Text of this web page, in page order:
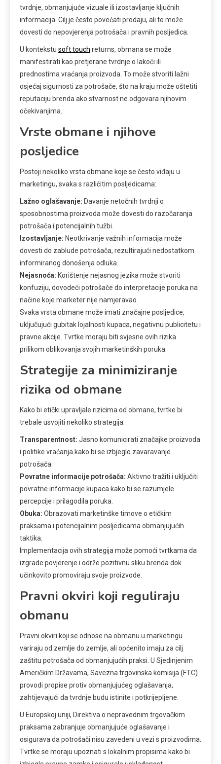
tvrdnje, obmanjujuće vizuale ili izostavljanje ključnih
informacija. Cilj je često povećati prodaju, ali to može
dovesti do nepovjerenja potrošača i pravnih posljedica.
U kontekstu soft touch returns, obmana se može
manifestirati kao pretjerane tvrdnje o lakoći ili
prednostima vraćanja proizvoda. To može stvoriti lažni
osjećaj sigurnosti za potrošače, što na kraju može oštetiti
reputaciju brenda ako stvarnost ne odgovara njihovim
očekivanjima.
Vrste obmane i njihove
posljedice
Postoji nekoliko vrsta obmane koje se često viđaju u
marketingu, svaka s različitim posljedicama:
Lažno oglašavanje: Davanje netočnih tvrdnji o
sposobnostima proizvoda može dovesti do razočaranja
potrošača i potencijalnih tužbi.
Izostavljanje: Neotkrivanje važnih informacija može
dovesti do zablude potrošača, rezultirajući nedostatkom
informiranog donošenja odluka.
Nejasnoća: Korištenje nejasnog jezika može stvoriti
konfuziju, dovodeći potrošače do interpretacije poruka na
načine koje marketer nije namjeravao.
Svaka vrsta obmane može imati značajne posljedice,
uključujući gubitak lojalnosti kupaca, negativnu publicitetu i
pravne akcije. Tvrtke moraju biti svjesne ovih rizika
prilikom oblikovanja svojih marketinških poruka.
Strategije za minimiziranje
rizika od obmane
Kako bi etički upravljale rizicima od obmane, tvrtke bi
trebale usvojiti nekoliko strategija:
Transparentnost: Jasno komunicirati značajke proizvoda
i politike vraćanja kako bi se izbjeglo zavaravanje
potrošača.
Povratne informacije potrošača: Aktivno tražiti i uključiti
povratne informacije kupaca kako bi se razumjele
percepcije i prilagodila poruka.
Obuka: Obrazovati marketinške timove o etičkim
praksama i potencijalnim posljedicama obmanjujućih
taktika.
Implementacija ovih strategija može pomoći tvrtkama da
izgrade povjerenje i održe pozitivnu sliku brenda dok
učinkovito promoviraju svoje proizvode.
Pravni okviri koji reguliraju
obmanu
Pravni okviri koji se odnose na obmanu u marketingu
variraju od zemlje do zemlje, ali općenito imaju za cilj
zaštitu potrošača od obmanjujućih praksi. U Sjedinjenim
Američkim Državama, Savezna trgovinska komisija (FTC)
provodi propise protiv obmanjujućeg oglašavanja,
zahtijevajući da tvrdnje budu istinite i potkrijepljene.
U Europskoj uniji, Direktiva o nepravednim trgovačkim
praksama zabranjuje obmanjujuće oglašavanje i
osigurava da potrošači nisu zavedeni u vezi s proizvodima.
Tvrtke se moraju upoznati s lokalnim propisima kako bi